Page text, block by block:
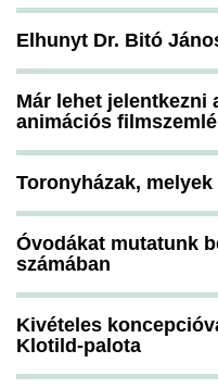
Elhunyt Dr. Bitó
Már lehet jelentkezni
animációs
Toronyházak,
Óvodákat mutatunk
számában
Kivételes
Klotild-palota